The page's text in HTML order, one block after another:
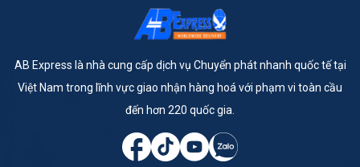
AB Express là nhà cung cấp dịch vụ Chuyển phát nhanh quốc tế tại
Việt Nam trong lĩnh vực giao nhận hàng hoá với phạm vi toàn cầu
đến hơn 220 quốc gia.